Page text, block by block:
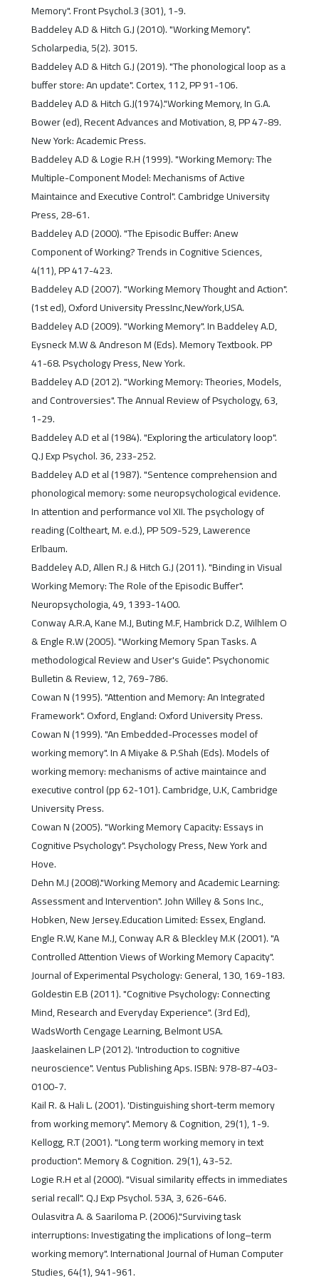
Memory". Front Psychol.3 (301), 1-9.
Baddeley A.D & Hitch G.J (2010). "Working Memory".
Scholarpedia, 5(2). 3015.
Baddeley A.D & Hitch G.J (2019). "The phonological loop as a
buffer store: An update". Cortex, 112, PP 91-106.
Baddeley A.D & Hitch G.J(1974)."Working Memory, In G.A.
Bower (ed), Recent Advances and Motivation, 8, PP 47-89.
New York: Academic Press.
Baddeley A.D & Logie R.H (1999). "Working Memory: The
Multiple-Component Model: Mechanisms of Active
Maintaince and Executive Control". Cambridge University
Press, 28-61.
Baddeley A.D (2000). "The Episodic Buffer: Anew
Component of Working? Trends in Cognitive Sciences,
4(11), PP 417-423.
Baddeley A.D (2007). "Working Memory Thought and Action".
(1st ed), Oxford University PressInc,NewYork,USA.
Baddeley A.D (2009). "Working Memory". In Baddeley A.D,
Eysneck M.W & Andreson M (Eds). Memory Textbook. PP
41-68. Psychology Press, New York.
Baddeley A.D (2012). "Working Memory: Theories, Models,
and Controversies". The Annual Review of Psychology, 63,
1-29.
Baddeley A.D et al (1984). "Exploring the articulatory loop".
Q.J Exp Psychol. 36, 233-252.
Baddeley A.D et al (1987). "Sentence comprehension and
phonological memory: some neuropsychological evidence.
In attention and performance vol XII. The psychology of
reading (Coltheart, M. e.d.), PP 509-529, Lawerence
Erlbaum.
Baddeley A.D, Allen R.J & Hitch G.J (2011). "Binding in Visual
Working Memory: The Role of the Episodic Buffer".
Neuropsychologia, 49, 1393-1400.
Conway A.R.A, Kane M.J, Buting M.F, Hambrick D.Z, Wilhlem O
& Engle R.W (2005). "Working Memory Span Tasks. A
methodological Review and User's Guide". Psychonomic
Bulletin & Review, 12, 769-786.
Cowan N (1995). "Attention and Memory: An Integrated
Framework". Oxford, England: Oxford University Press.
Cowan N (1999). "An Embedded-Processes model of
working memory". In A Miyake & P.Shah (Eds). Models of
working memory: mechanisms of active maintaince and
executive control (pp 62-101). Cambridge, U.K, Cambridge
University Press.
Cowan N (2005). "Working Memory Capacity: Essays in
Cognitive Psychology". Psychology Press, New York and
Hove.
Dehn M.J (2008)."Working Memory and Academic Learning:
Assessment and Intervention". John Willey & Sons Inc.,
Hobken, New Jersey.Education Limited: Essex, England.
Engle R.W, Kane M.J, Conway A.R & Bleckley M.K (2001). "A
Controlled Attention Views of Working Memory Capacity".
Journal of Experimental Psychology: General, 130, 169-183.
Goldestin E.B (2011). "Cognitive Psychology: Connecting
Mind, Research and Everyday Experience". (3rd Ed),
WadsWorth Cengage Learning, Belmont USA.
Jaaskelainen L.P (2012). 'Introduction to cognitive
neuroscience". Ventus Publishing Aps. ISBN: 978-87-403-
0100-7.
Kail R. & Hali L. (2001). 'Distinguishing short-term memory
from working memory". Memory & Cognition, 29(1), 1-9.
Kellogg, R.T (2001). "Long term working memory in text
production". Memory & Cognition. 29(1), 43-52.
Logie R.H et al (2000). "Visual similarity effects in immediates
serial recall". Q.J Exp Psychol. 53A, 3, 626-646.
Oulasvitra A. & Saariloma P. (2006)."Surviving task
interruptions: Investigating the implications of long–term
working memory". International Journal of Human Computer
Studies, 64(1), 941-961.